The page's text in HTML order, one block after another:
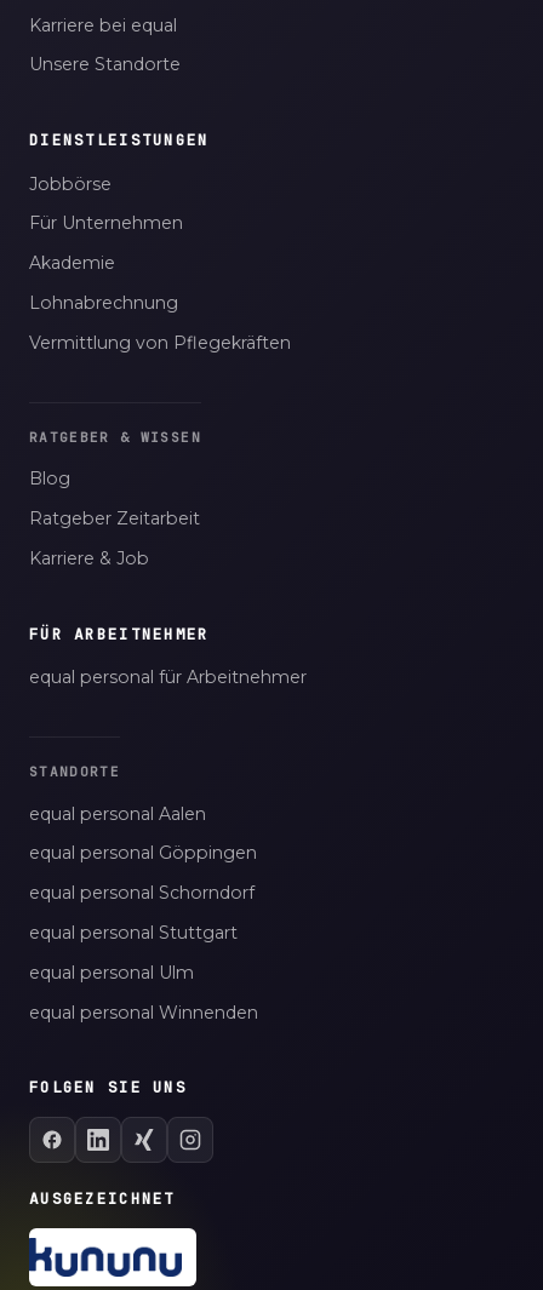
Karriere bei equal
Unsere Standorte
DIENSTLEISTUNGEN
Jobbörse
Für Unternehmen
Akademie
Lohnabrechnung
Vermittlung von Pflegekräften
RATGEBER & WISSEN
Blog
Ratgeber Zeitarbeit
Karriere & Job
FÜR ARBEITNEHMER
equal personal für Arbeitnehmer
STANDORTE
equal personal Aalen
equal personal Göppingen
equal personal Schorndorf
equal personal Stuttgart
equal personal Ulm
equal personal Winnenden
FOLGEN SIE UNS
AUSGEZEICHNET